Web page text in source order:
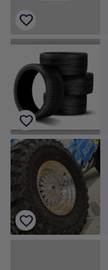
favorite
favorite
favorite